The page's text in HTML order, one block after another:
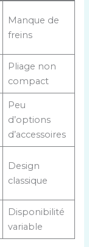
Manque de
freins
Pliage non
compact
Peu
d’options
d’accessoires
Design
classique
Disponibilité
variable